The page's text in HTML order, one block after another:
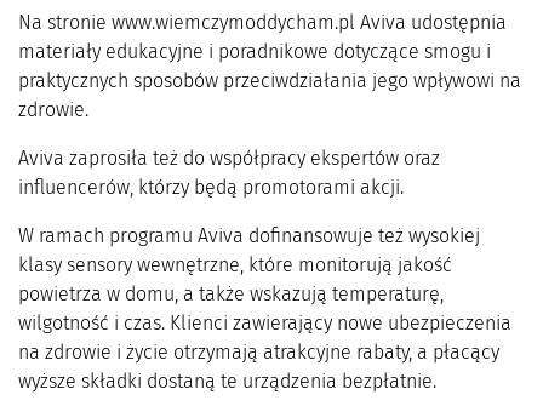
Na stronie www.wiemczymoddycham.pl Aviva udostępnia
materiały edukacyjne i poradnikowe dotyczące smogu i
praktycznych sposobów przeciwdziałania jego wpływowi na
zdrowie.
Aviva zaprosiła też do współpracy ekspertów oraz
influencerów, którzy będą promotorami akcji.
W ramach programu Aviva dofinansowuje też wysokiej
klasy sensory wewnętrzne, które monitorują jakość
powietrza w domu, a także wskazują temperaturę,
wilgotność i czas. Klienci zawierający nowe ubezpieczenia
na zdrowie i życie otrzymają atrakcyjne rabaty, a płacący
wyższe składki dostaną te urządzenia bezpłatnie.